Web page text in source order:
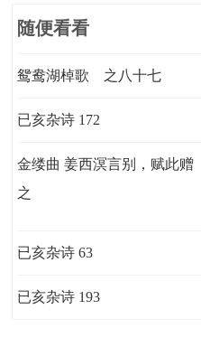
随便看看
鸳鸯湖棹歌 之八十七
已亥杂诗 172
金缕曲 姜西溟言别，赋此赠
之
已亥杂诗 63
已亥杂诗 193